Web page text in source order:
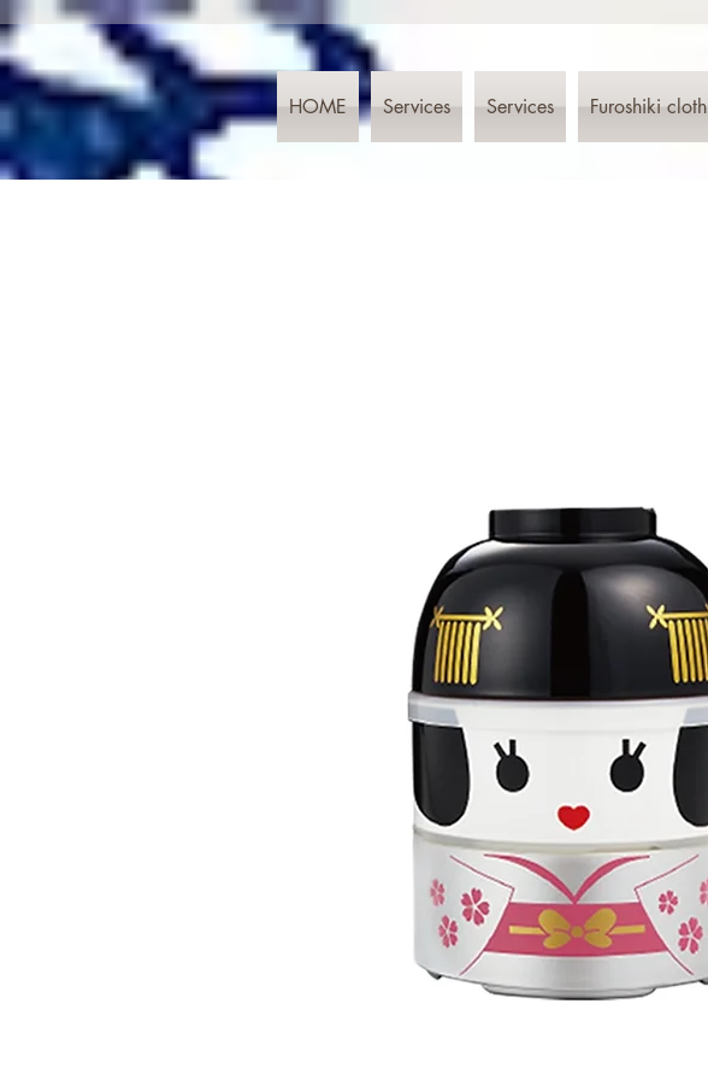
HOME Services Services Furoshiki cloth